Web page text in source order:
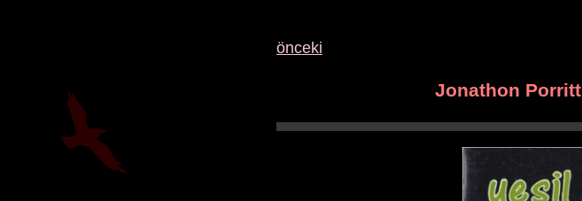
önceki
Jonathon Porritt